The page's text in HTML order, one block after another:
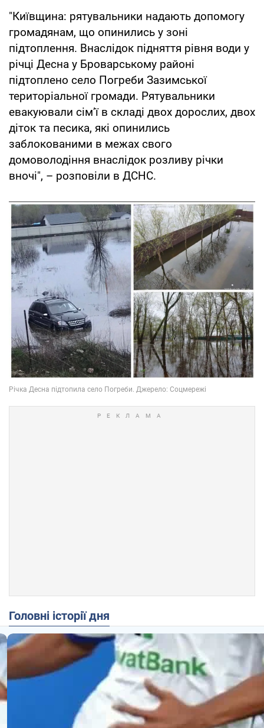
"Київщина: рятувальники надають допомогу
громадянам, що опинились у зоні
підтоплення. Внаслідок підняття рівня води у
річці Десна у Броварському районі
підтоплено село Погреби Зазимської
територіальної громади. Рятувальники
евакуювали сім’ї в складі двох дорослих, двох
діток та песика, які опинились
заблокованими в межах свого
домоволодіння внаслідок розливу річки
вночі", – розповіли в ДСНС.
Головні історії дня